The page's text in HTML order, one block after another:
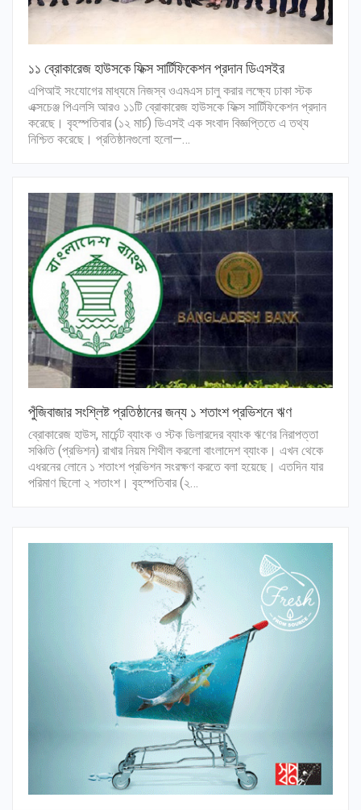
১১ ব্রোকারেজ হাউসকে ফিক্স সার্টিফিকেশন প্রদান ডিএসইর
এপিআই সংযোগের মাধ্যমে নিজস্ব ওএমএস চালু করার লক্ষ্যে ঢাকা স্টক
এক্সচেঞ্জ পিএলসি আরও ১১টি ব্রোকারেজ হাউসকে ফিক্স সার্টিফিকেশন প্রদান
করেছে। বৃহস্পতিবার (১২ মার্চ) ডিএসই এক সংবাদ বিজ্ঞপ্তিতে এ তথ্য
নিশ্চিত করেছে। প্রতিষ্ঠানগুলো হলো—…
পুঁজিবাজার সংশ্লিষ্ট প্রতিষ্ঠানের জন্য ১ শতাংশ প্রভিশনে ঋণ
ব্রোকারেজ হাউস, মার্চেন্ট ব্যাংক ও স্টক ডিলারদের ব্যাংক ঋণের নিরাপত্তা
সঞ্চিতি (প্রভিশন) রাখার নিয়ম শিথীল করলো বাংলাদেশ ব্যাংক। এখন থেকে
এধরনের লোনে ১ শতাংশ প্রভিশন সংরক্ষণ করতে বলা হয়েছে। এতদিন যার
পরিমাণ ছিলো ২ শতাংশ। বৃহস্পতিবার (২…